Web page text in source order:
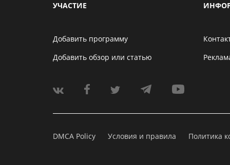
УЧАСТИЕ
Добавить программу
Добавить обзор или статью
DMCA Policy Условия и правила Политика